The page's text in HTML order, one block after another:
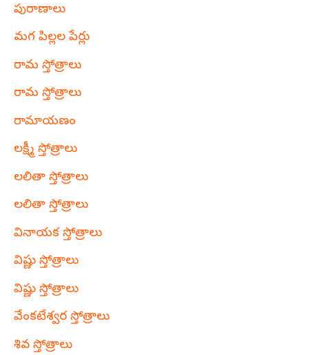
పురాణాలు
మగ పిల్లల పేర్లు
రామ స్తోత్రాలు
రామ స్తోత్రాలు
రామాయణం
లక్ష్మీ స్తోత్రాలు
లలితా స్తోత్రాలు
లలితా స్తోత్రాలు
వినాయక స్తోత్రాలు
విష్ణు స్తోత్రాలు
విష్ణు స్తోత్రాలు
వేంకటేశ్వర స్తోత్రాలు
శివ స్తోత్రాలు